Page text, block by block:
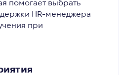
помогает выбрать
HR-менеджера
при